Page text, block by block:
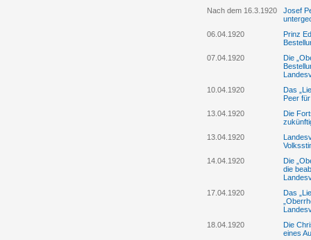
Nach dem 16.3.1920
Josef
06.04.1920
Prinz
07.04.1920
Die
10.04.1920
Das
Peer
13.04.1920
Die
13.04.1920
14.04.1920
Die
die
17.04.1920
Das
18.04.1920
Die
eines